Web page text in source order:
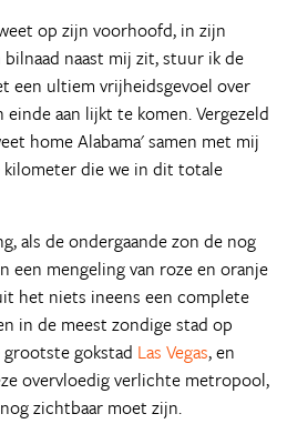
op zijn voorhoofd, in zijn
naast mij zit, stuur ik de
een ultiem vrijheidsgevoel over
aan lijkt te komen. Vergezeld
home Alabama' samen met mij
kilometer die we in dit totale
als de ondergaande zon de nog
een mengeling van roze en oranje
het niets ineens een complete
in de meest zondige stad op
grootste gokstad Las Vegas, en
overvloedig verlichte metropool,
zichtbaar moet zijn.